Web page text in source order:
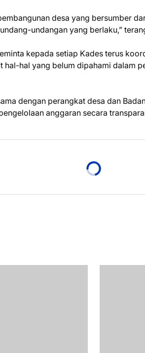
desa yang bersumber
undangan yang berlaku,”
kepada setiap Kades terus
hal-hal yang belum dipahami dalam
dengan perangkat desa dan
anggaran secara